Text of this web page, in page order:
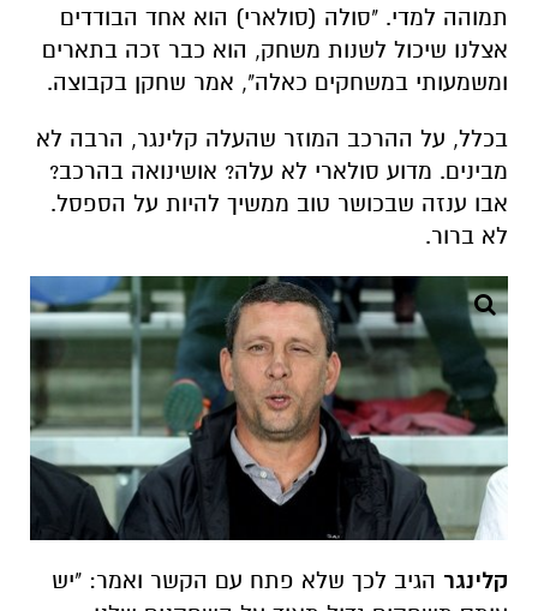
תמוהה למדי. "סולה (סולארי) הוא אחד הבודדים
אצלנו שיכול לשנות משחק, הוא כבר זכה בתארים
ומשמעותי במשחקים כאלה", אמר שחקן בקבוצה.
בכלל, על ההרכב המוזר שהעלה קלינגר, הרבה לא
מבינים. מדוע סולארי לא עלה? אושינואה בהרכב?
אבו ענזה שבכושר טוב ממשיך להיות על הספסל.
לא ברור.
קלינגר הגיב לכך שלא פתח עם הקשר ואמר: "יש